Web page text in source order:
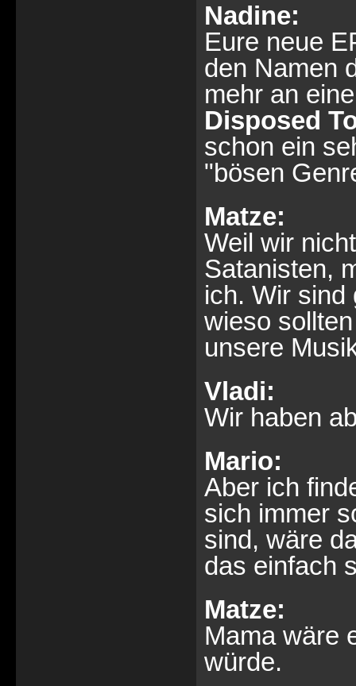
Nadine:
Eure neue
den Namen
mehr an
Disposed
schon ein
"bösen
Matze:
Weil wir
Satanisten,
ich. Wir sind
wieso
unsere
Vladi:
Wir haben
Mario:
Aber ich
sich immer
sind, wäre
das einfach
Matze:
Mama wäre
würde.